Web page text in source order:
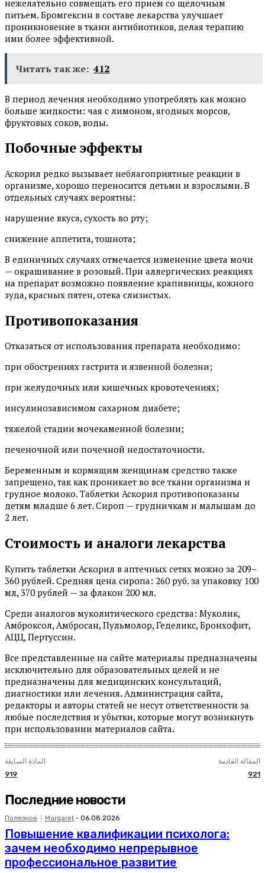
нежелательно совмещать его прием со щелочным
питьем. Бромгексин в составе лекарства улучшает
проникновение в ткани антибиотиков, делая терапию
ими более эффективной.
Читать так же: 412
В период лечения необходимо употреблять как можно
больше жидкости: чая с лимоном, ягодных морсов,
фруктовых соков, воды.
Побочные эффекты
Аскорил редко вызывает неблагоприятные реакции в
организме, хорошо переносится детьми и взрослыми. В
отдельных случаях вероятны:
нарушение вкуса, сухость во рту;
снижение аппетита, тошнота;
В единичных случаях отмечается изменение цвета мочи
— окрашивание в розовый. При аллергических реакциях
на препарат возможно появление крапивницы, кожного
зуда, красных пятен, отека слизистых.
Противопоказания
Отказаться от использования препарата необходимо:
при обострениях гастрита и язвенной болезни;
при желудочных или кишечных кровотечениях;
инсулинозависимом сахарном диабете;
тяжелой стадии мочекаменной болезни;
печеночной или почечной недостаточности.
Беременным и кормящим женщинам средство также
запрещено, так как проникает во все ткани организма и
грудное молоко. Таблетки Аскорил противопоказаны
детям младше 6 лет. Сироп — грудничкам и малышам до
2 лет.
Стоимость и аналоги лекарства
Купить таблетки Аскорил в аптечных сетях можно за 209–
360 рублей. Средняя цена сиропа: 260 руб. за упаковку 100
мл, 370 рублей — за флакон 200 мл.
Среди аналогов муколитического средства: Муколик,
Амброксол, Амбросан, Пульмолор, Геделикс, Бронхофит,
АЦЦ, Пертуссин.
Все представленные на сайте материалы предназначены
исключительно для образовательных целей и не
предназначены для медицинских консультаций,
диагностики или лечения. Администрация сайта,
редакторы и авторы статей не несут ответственности за
любые последствия и убытки, которые могут возникнуть
при использовании материалов сайта.
المادة السابقة
919
المقالة القادمة
921
Последние новости
Полезное Margaret - 06.08.2026
Повышение квалификации психолога:
зачем необходимо непрерывное
профессиональное развитие